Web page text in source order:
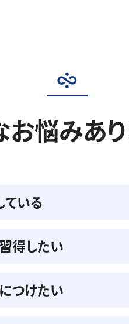
お悩みあ
いる
習得したい
つけたい